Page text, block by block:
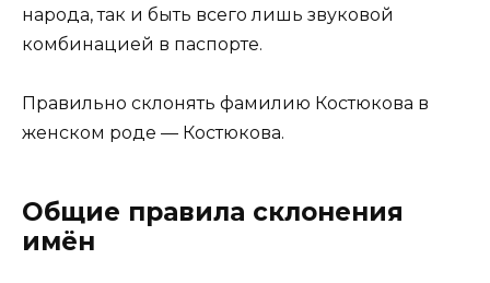
народа, так и быть всего лишь звуковой
комбинацией в паспорте.
Правильно склонять фамилию Костюкова в
женском роде — Костюкова.
Общие правила склонения
имён